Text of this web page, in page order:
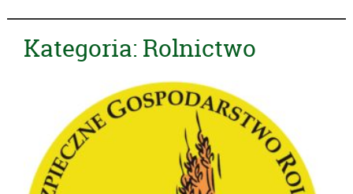
Kategoria: Rolnictwo